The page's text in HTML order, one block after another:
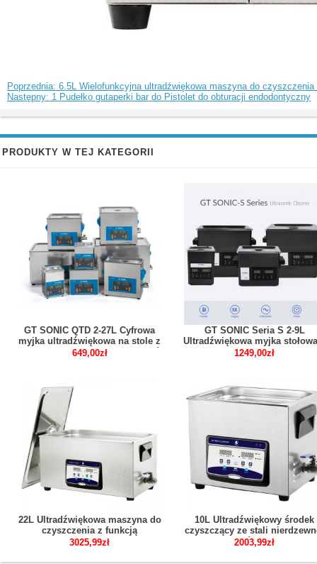
Poprzednia: 6.5L Wielofunkcyjna ultradźwiękowa maszyna do
Następny: 1 Pudełko gutaperki bar do Pistolet do obturacji endodontyczny
PRODUKTY W TEJ KATEGORII
GT SONIC QTD 2-27L Cyfrowa
myjka ultradźwiękowa na stole z
podgrzewaczem do zastosowań
649,00zł
GT SONIC Seria S 2-9L
Ultradźwiękowa myjka
panelem dotykowym z
1249,00zł
22L Ultradźwiękowa maszyna do
czyszczenia z funkcją
odgazowywania grzałki czasowej
3025,99zł
10L Ultradźwiękowy środek
czyszczący ze stali
do zegarków z biżuterią
2003,99zł